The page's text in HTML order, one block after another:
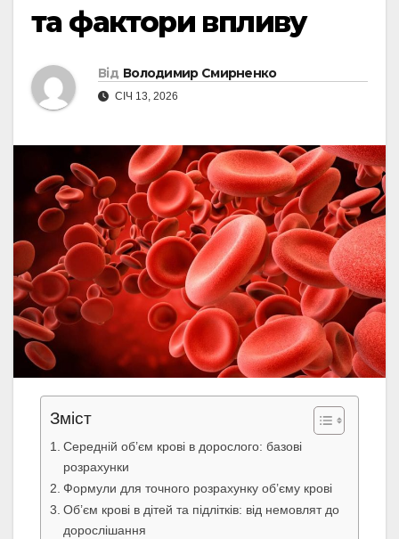
та фактори впливу
Від Володимир Смирненко
СІЧ 13, 2026
Зміст
Середній об’єм крові в дорослого: базові
розрахунки
Формули для точного розрахунку об’єму крові
Об’єм крові в дітей та підлітків: від немовлят до
дорослішання